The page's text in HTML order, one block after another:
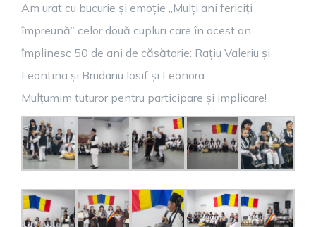
Am urat cu bucurie și emoție „Mulți ani fericiți
împreună” celor două cupluri care în acest an
împlinesc 50 de ani de căsătorie: Rațiu Valeriu și
Leontina și Brudariu Iosif și Leonora.
Mulțumim tuturor pentru participare și implicare!